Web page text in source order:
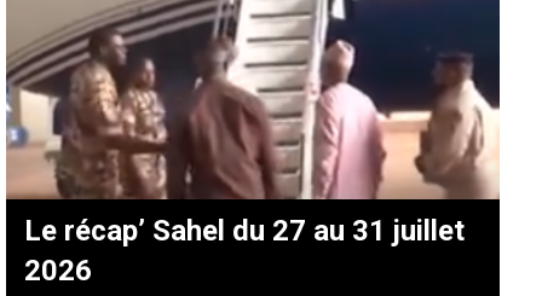
Le récap’ Sahel du 27 au 31 juillet
2026